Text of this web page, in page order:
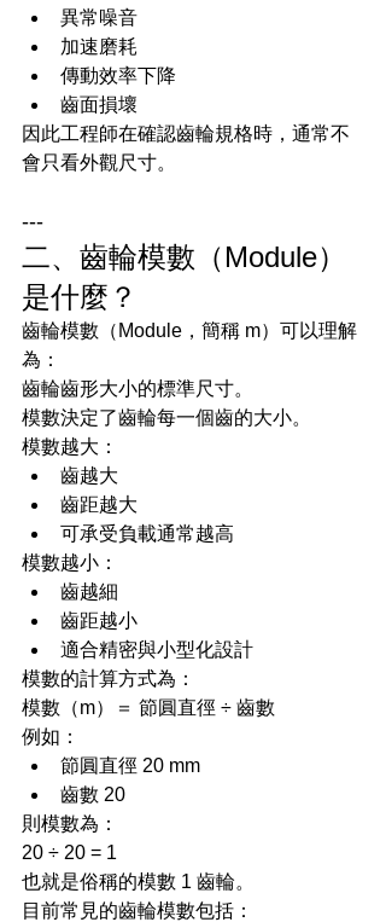
異常噪音
加速磨耗
傳動效率下降
齒面損壞
因此工程師在確認齒輪規格時，通常不
會只看外觀尺寸。
---
二、齒輪模數（Module）
是什麼？
齒輪模數（Module，簡稱 m）可以理解
為：
齒輪齒形大小的標準尺寸。
模數決定了齒輪每一個齒的大小。
模數越大：
齒越大
齒距越大
可承受負載通常越高
模數越小：
齒越細
齒距越小
適合精密與小型化設計
模數的計算方式為：
模數（m）＝ 節圓直徑 ÷ 齒數
例如：
節圓直徑 20 mm
齒數 20
則模數為：
20 ÷ 20 = 1
也就是俗稱的模數 1 齒輪。
目前常見的齒輪模數包括：